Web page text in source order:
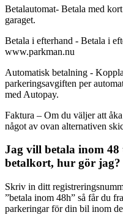
Magasin
Tryggare handel
Presentkort
Frågor & svar om
Parkering
Betalautomat- Betala med
garaget.
Betala i efterhand - Betala i
www.parkman.nu
Automatisk betalning -
parkeringsavgiften per
med Autopay.
Faktura – Om du väljer att
något av ovan alternativen
Jag vill betala inom
betalkort, hur gör jag?
Skriv in ditt
”betala inom 48h” så får du
parkeringar för din bil inom